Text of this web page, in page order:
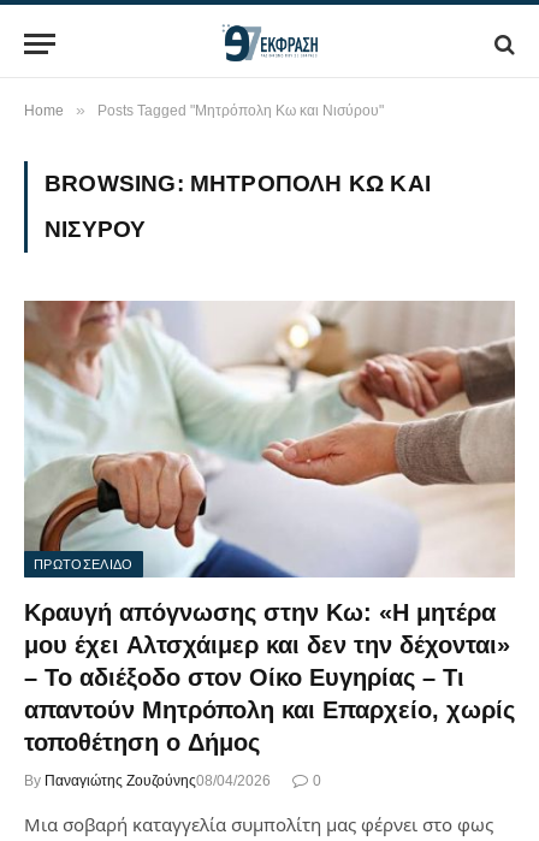
Home » Posts Tagged "Μητρόπολη Κω και Νισύρου"
BROWSING: ΜΗΤΡΌΠΟΛΗ ΚΩ ΚΑΙ
ΝΙΣΎΡΟΥ
ΠΡΩΤΟΣΕΛΙΔΟ
Κραυγή απόγνωσης στην Κω: «Η μητέρα
μου έχει Αλτσχάιμερ και δεν την δέχονται»
– Το αδιέξοδο στον Οίκο Ευγηρίας – Τι
απαντούν Μητρόπολη και Επαρχείο, χωρίς
τοποθέτηση ο Δήμος
By Παναγιώτης Ζουζούνης08/04/2026 0
Μια σοβαρή καταγγελία συμπολίτη μας φέρνει στο φως